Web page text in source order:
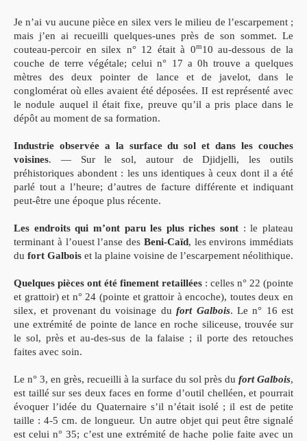
Je n’ai vu aucune pièce en silex vers le milieu de l’escarpement ;
mais j’en ai recueilli quelques-unes près de son sommet. Le
couteau-percoir en silex n° 12 était à 0m10 au-dessous de la
couche de terre végétale; celui n° 17 a 0h trouve a quelques
mètres des deux pointer de lance et de javelot, dans le
conglomérat où elles avaient été déposées. II est représenté avec
le nodule auquel il était fixe, preuve qu’il a pris place dans le
dépôt au moment de sa formation.
Industrie observée a la surface du sol et dans les couches
voisines. — Sur le sol, autour de Djidjelli, les outils
préhistoriques abondent : les uns identiques à ceux dont il a été
parlé tout a l’heure; d’autres de facture différente et indiquant
peut-être une époque plus récente.
Les endroits qui m’ont paru les plus riches sont : le plateau
terminant à l’ouest l’anse des Beni-Caïd, les environs immédiats
du fort Galbois et la plaine voisine de l’escarpement néolithique.
Quelques pièces ont été finement retaillées : celles n° 22 (pointe
et grattoir) et n° 24 (pointe et grattoir à encoche), toutes deux en
silex, et provenant du voisinage dufort Galbois. Le n° 16 est
une extrémité de pointe de lance en roche siliceuse, trouvée sur
le sol, près et au-des-sus de la falaise ; il porte des retouches
faites avec soin.
Le n° 3, en grès, recueilli à la surface du sol près du fort Galbois,
est taillé sur ses deux faces en forme d’outil chelléen, et pourrait
évoquer l’idée du Quaternaire s’il n’était isolé ; il est de petite
taille : 4-5 cm. de longueur. Un autre objet qui peut être signalé
est celui n° 35; c’est une extrémité de hache polie faite avec un